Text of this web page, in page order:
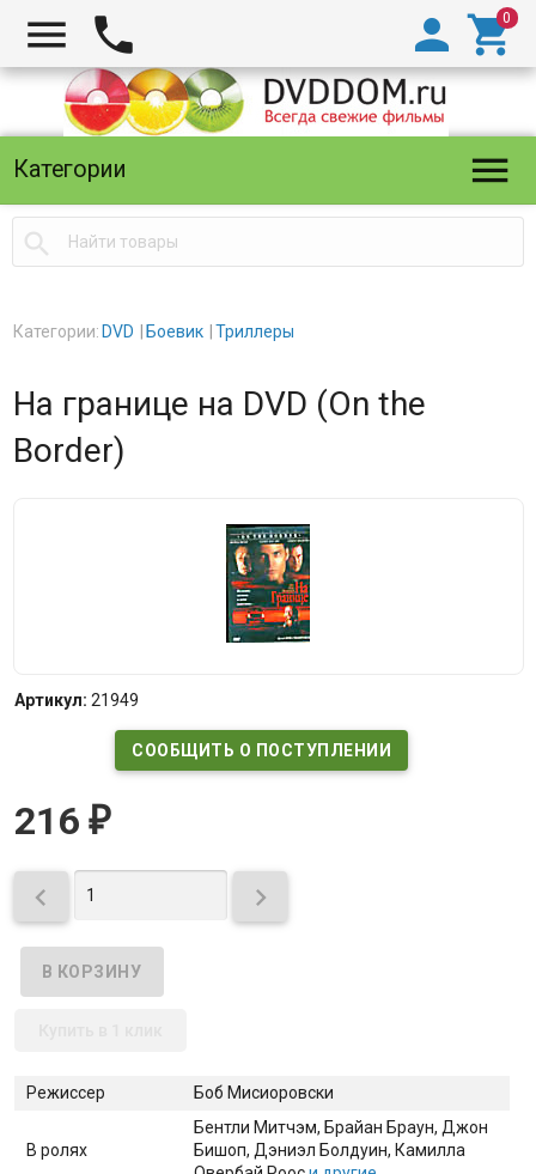
  

Категории 

Категории: DVD Боевик Триллеры
На границе на DVD (On the
Border)
Артикул: 21949
СООБЩИТЬ О ПОСТУПЛЕНИИ
216 ₽
 
Режиссер Боб Мисиоровски
В ролях
Бентли Митчэм, Брайан Браун, Джон
Бишоп, Дэниэл Болдуин, Камилла